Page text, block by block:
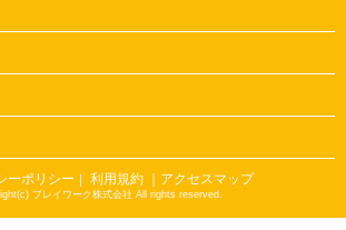
ーポリシー ｜ 利用規約 ｜アクセスマップ
プレイワーク株式会社 All rights reserved.